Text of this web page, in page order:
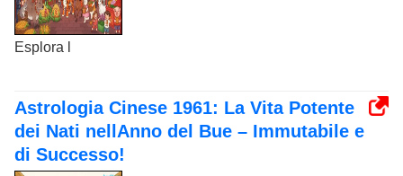
Esplora l
Astrologia Cinese 1961: La Vita Potente
dei Nati nellAnno del Bue – Immutabile e
di Successo!